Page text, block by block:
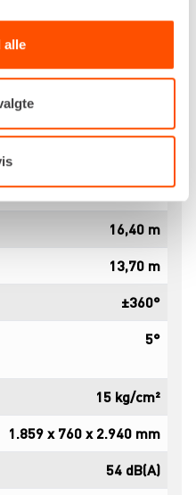
alle
Dokumenter
3.000 kg
16,40 m
13,70 m
±360°
5°
15 kg/cm²
1.859 x 760 x 2.940 mm
54 dB(A)